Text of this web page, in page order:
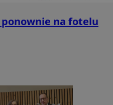
ponownie na fotelu